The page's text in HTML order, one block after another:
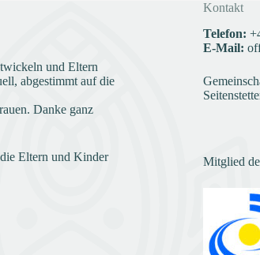
und Eltern
abgestimmt auf die
Danke ganz
Eltern und Kinder
Kontakt
Telefon:
E-Mail:
Mitglied